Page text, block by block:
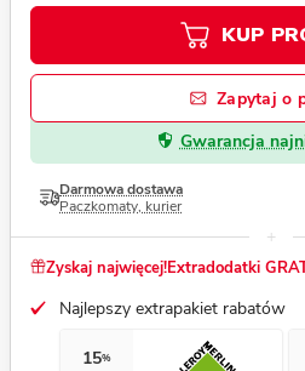
KUP
Zapytaj o
Gwarancja
Darmowa dostawa
Paczkomaty, kurier
Zyskaj najwięcej!Extradodatki
Najlepszy extrapakiet rabatów
15%